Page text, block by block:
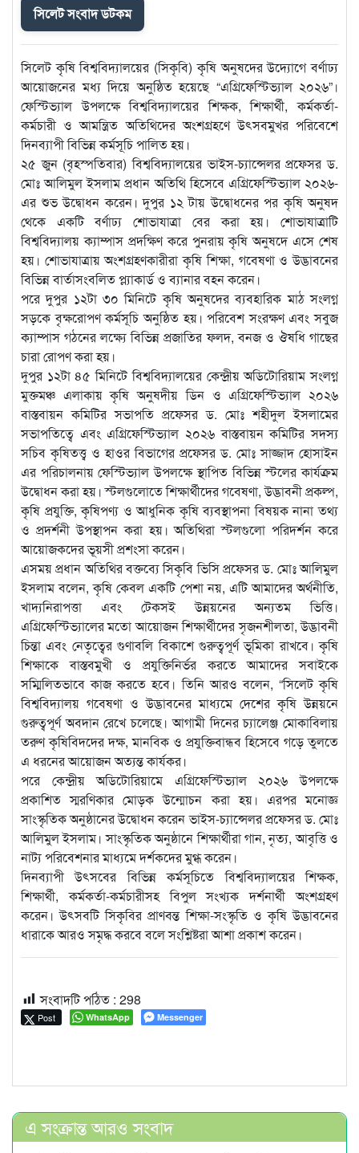
সিলেট সংবাদ ডটকম
সিলেট কৃষি বিশ্ববিদ্যালয়ের (সিকৃবি) কৃষি অনুষদের উদ্যোগে বর্ণাঢ্য
আয়োজনের মধ্য দিয়ে অনুষ্ঠিত হয়েছে “এগ্রিফেস্টিভ্যাল ২০২৬”।
ফেস্টিভ্যাল উপলক্ষে বিশ্ববিদ্যালয়ের শিক্ষক, শিক্ষার্থী, কর্মকর্তা-
কর্মচারী ও আমন্ত্রিত অতিথিদের অংশগ্রহণে উৎসবমুখর পরিবেশে
দিনব্যাপী বিভিন্ন কর্মসূচি পালিত হয়।
২৫ জুন (বৃহস্পতিবার) বিশ্ববিদ্যালয়ের ভাইস-চ্যান্সেলর প্রফেসর ড.
মোঃ আলিমুল ইসলাম প্রধান অতিথি হিসেবে এগ্রিফেস্টিভ্যাল ২০২৬-
এর শুভ উদ্বোধন করেন। দুপুর ১২ টায় উদ্বোধনের পর কৃষি অনুষদ
থেকে একটি বর্ণাঢ্য শোভাযাত্রা বের করা হয়। শোভাযাত্রাটি
বিশ্ববিদ্যালয় ক্যাম্পাস প্রদক্ষিণ করে পুনরায় কৃষি অনুষদে এসে শেষ
হয়। শোভাযাত্রায় অংশগ্রহণকারীরা কৃষি শিক্ষা, গবেষণা ও উদ্ভাবনের
বিভিন্ন বার্তাসংবলিত প্ল্যাকার্ড ও ব্যানার বহন করেন।
পরে দুপুর ১২টা ৩০ মিনিটে কৃষি অনুষদের ব্যবহারিক মাঠ সংলগ্ন
সড়কে বৃক্ষরোপণ কর্মসূচি অনুষ্ঠিত হয়। পরিবেশ সংরক্ষণ এবং সবুজ
ক্যাম্পাস গঠনের লক্ষ্যে বিভিন্ন প্রজাতির ফলদ, বনজ ও ঔষধি গাছের
চারা রোপণ করা হয়।
দুপুর ১২টা ৪৫ মিনিটে বিশ্ববিদ্যালয়ের কেন্দ্রীয় অডিটোরিয়াম সংলগ্ন
মুক্তমঞ্চ এলাকায় কৃষি অনুষদীয় ডিন ও এগ্রিফেস্টিভ্যাল ২০২৬
বাস্তবায়ন কমিটির সভাপতি প্রফেসর ড. মোঃ শহীদুল ইসলামের
সভাপতিত্বে এবং এগ্রিফেস্টিভ্যাল ২০২৬ বাস্তবায়ন কমিটির সদস্য
সচিব কৃষিতত্ত্ব ও হাওর বিভাগের প্রফেসর ড. মোঃ সাজ্জাদ হোসাইন
এর পরিচালনায় ফেস্টিভ্যাল উপলক্ষে স্থাপিত বিভিন্ন স্টলের কার্যক্রম
উদ্বোধন করা হয়। স্টলগুলোতে শিক্ষার্থীদের গবেষণা, উদ্ভাবনী প্রকল্প,
কৃষি প্রযুক্তি, কৃষিপণ্য ও আধুনিক কৃষি ব্যবস্থাপনা বিষয়ক নানা তথ্য
ও প্রদর্শনী উপস্থাপন করা হয়। অতিথিরা স্টলগুলো পরিদর্শন করে
আয়োজকদের ভূয়সী প্রশংসা করেন।
এসময় প্রধান অতিথির বক্তব্যে সিকৃবি ভিসি প্রফেসর ড. মোঃ আলিমুল
ইসলাম বলেন, কৃষি কেবল একটি পেশা নয়, এটি আমাদের অর্থনীতি,
খাদ্যনিরাপত্তা এবং টেকসই উন্নয়নের অন্যতম ভিত্তি।
এগ্রিফেস্টিভ্যালের মতো আয়োজন শিক্ষার্থীদের সৃজনশীলতা, উদ্ভাবনী
চিন্তা এবং নেতৃত্বের গুণাবলি বিকাশে গুরুত্বপূর্ণ ভূমিকা রাখবে। কৃষি
শিক্ষাকে বাস্তবমুখী ও প্রযুক্তিনির্ভর করতে আমাদের সবাইকে
সম্মিলিতভাবে কাজ করতে হবে। তিনি আরও বলেন, “সিলেট কৃষি
বিশ্ববিদ্যালয় গবেষণা ও উদ্ভাবনের মাধ্যমে দেশের কৃষি উন্নয়নে
গুরুত্বপূর্ণ অবদান রেখে চলেছে। আগামী দিনের চ্যালেঞ্জ মোকাবিলায়
তরুণ কৃষিবিদদের দক্ষ, মানবিক ও প্রযুক্তিবান্ধব হিসেবে গড়ে তুলতে
এ ধরনের আয়োজন অত্যন্ত কার্যকর।
পরে কেন্দ্রীয় অডিটোরিয়ামে এগ্রিফেস্টিভ্যাল ২০২৬ উপলক্ষে
প্রকাশিত স্মরণিকার মোড়ক উন্মোচন করা হয়। এরপর মনোজ্ঞ
সাংস্কৃতিক অনুষ্ঠানের উদ্বোধন করেন ভাইস-চ্যান্সেলর প্রফেসর ড. মোঃ
আলিমুল ইসলাম। সাংস্কৃতিক অনুষ্ঠানে শিক্ষার্থীরা গান, নৃত্য, আবৃত্তি ও
নাট্য পরিবেশনার মাধ্যমে দর্শকদের মুগ্ধ করেন।
দিনব্যাপী উৎসবের বিভিন্ন কর্মসূচিতে বিশ্ববিদ্যালয়ের শিক্ষক,
শিক্ষার্থী, কর্মকর্তা-কর্মচারীসহ বিপুল সংখ্যক দর্শনার্থী অংশগ্রহণ
করেন। উৎসবটি সিকৃবির প্রাণবন্ত শিক্ষা-সংস্কৃতি ও কৃষি উদ্ভাবনের
ধারাকে আরও সমৃদ্ধ করবে বলে সংশ্লিষ্টরা আশা প্রকাশ করেন।
সংবাদটি পঠিত : 298
Post WhatsApp Messenger
এ সংক্রান্ত আরও সংবাদ